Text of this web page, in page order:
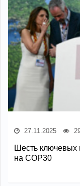
27.11.2025
Шесть ключевых
на COP30